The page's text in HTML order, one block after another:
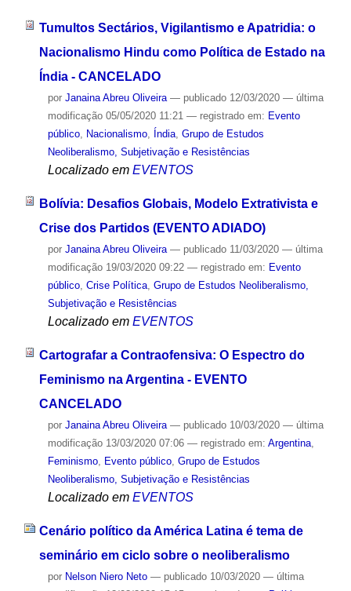
Tumultos Sectários, Vigilantismo e Apatridia: o
Nacionalismo Hindu como Política de Estado na
Índia - CANCELADO
por Janaina Abreu Oliveira — publicado12/03/2020 — última
modificação05/05/2020 11:21 — registrado em: Evento
público, Nacionalismo, Índia, Grupo de Estudos
Neoliberalismo, Subjetivação e Resistências
Localizado em EVENTOS
Bolívia: Desafios Globais, Modelo Extrativista e
Crise dos Partidos (EVENTO ADIADO)
por Janaina Abreu Oliveira — publicado11/03/2020 — última
modificação19/03/2020 09:22 — registrado em: Evento
público, Crise Política, Grupo de Estudos Neoliberalismo,
Subjetivação e Resistências
Localizado em EVENTOS
Cartografar a Contraofensiva: O Espectro do
Feminismo na Argentina - EVENTO
CANCELADO
por Janaina Abreu Oliveira — publicado10/03/2020 — última
modificação13/03/2020 07:06 — registrado em: Argentina,
Feminismo, Evento público, Grupo de Estudos
Neoliberalismo, Subjetivação e Resistências
Localizado em EVENTOS
Cenário político da América Latina é tema de
seminário em ciclo sobre o neoliberalismo
por Nelson Niero Neto — publicado10/03/2020 — última